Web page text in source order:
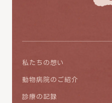
私たちの想い
動物病院のご紹介
診療の記録